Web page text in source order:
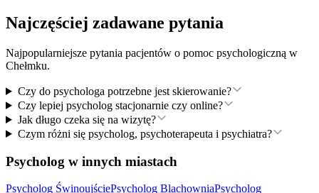
Najczęściej zadawane pytania
Najpopularniejsze pytania pacjentów o pomoc psychologiczną w
Chełmku.
Czy do psychologa potrzebne jest skierowanie?
Czy lepiej psycholog stacjonarnie czy online?
Jak długo czeka się na wizytę?
Czym różni się psycholog, psychoterapeuta i psychiatra?
Psycholog w innych miastach
Psycholog ŚwinoujściePsycholog BlachowniaPsycholog